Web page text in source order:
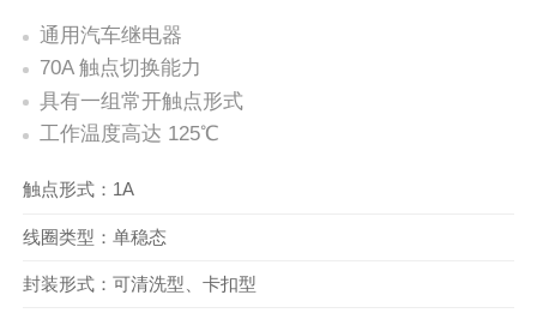
通用汽车继电器
70A 触点切换能力
具有一组常开触点形式
工作温度高达 125℃
触点形式：1A
线圈类型：单稳态
封装形式：可清洗型、卡扣型